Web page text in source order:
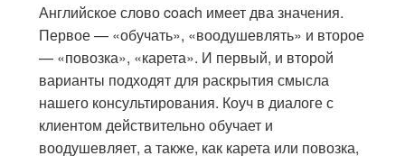
Английское слово coach имеет два значения.
Первое — «обучать», «воодушевлять» и второе
— «повозка», «карета». И первый, и второй
варианты подходят для раскрытия смысла
нашего консультирования. Коуч в диалоге с
клиентом действительно обучает и
воодушевляет, а также, как карета или повозка,